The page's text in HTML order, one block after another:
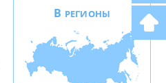
В РЕГИОНЫ